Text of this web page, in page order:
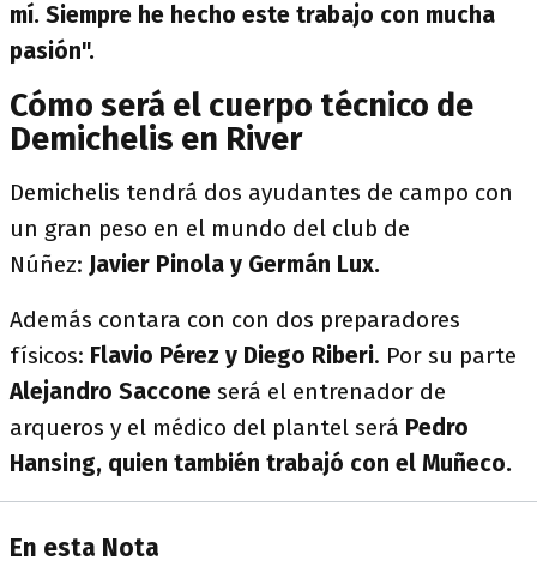
mí. Siempre he hecho este trabajo con mucha
pasión".
Cómo será el cuerpo técnico de
Demichelis en River
Demichelis tendrá dos ayudantes de campo con
un gran peso en el mundo del club de
Núñez: Javier Pinola y Germán Lux.
Además contara con con dos preparadores
físicos: Flavio Pérez y Diego Riberi. Por su parte
Alejandro Saccone será el entrenador de
arqueros y el médico del plantel será Pedro
Hansing, quien también trabajó con el Muñeco.
En esta Nota